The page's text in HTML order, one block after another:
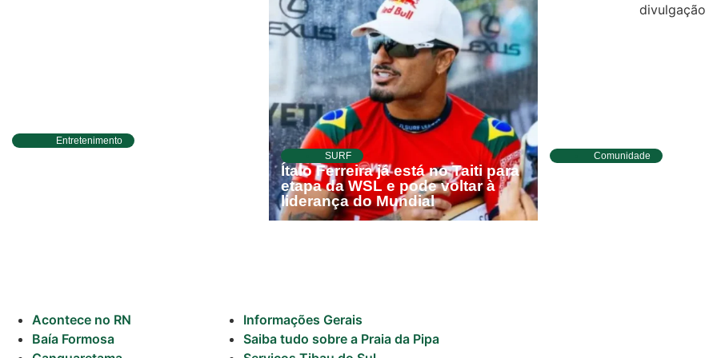
Entretenimento
SURF
Ítalo Ferreira já está no Taiti para
etapa da WSL e pode voltar à
liderança do Mundial
Comunidade
Acontece no RN
Baía Formosa
Informações Gerais
Saiba tudo sobre a Praia da Pipa